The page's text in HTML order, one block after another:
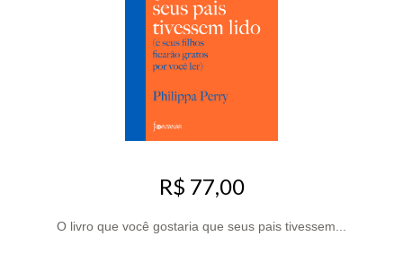
R$ 77,00
O livro que você gostaria que seus pais tivessem...